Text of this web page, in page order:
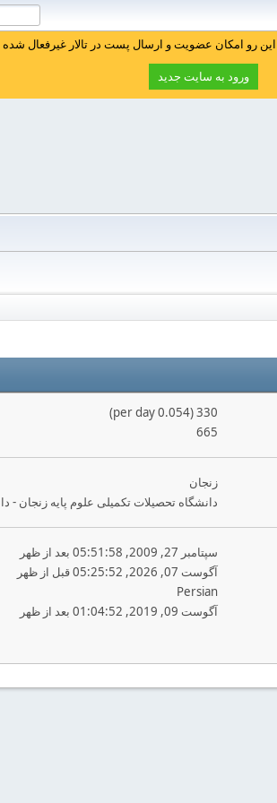
رو امکان عضویت و ارسال پست در تالار غیرفعال
ورود به سایت جدید
330 (0.054 per day)
665
زنجان
دانشگاه تحصیلات تکمیلی علوم پایه زنجان -
سپتامبر 27, 2009, 05:51:58 بعد از ظهر
آگوست 07, 2026, 05:25:52 قبل از ظهر
Persian
آگوست 09, 2019, 01:04:52 بعد از ظهر